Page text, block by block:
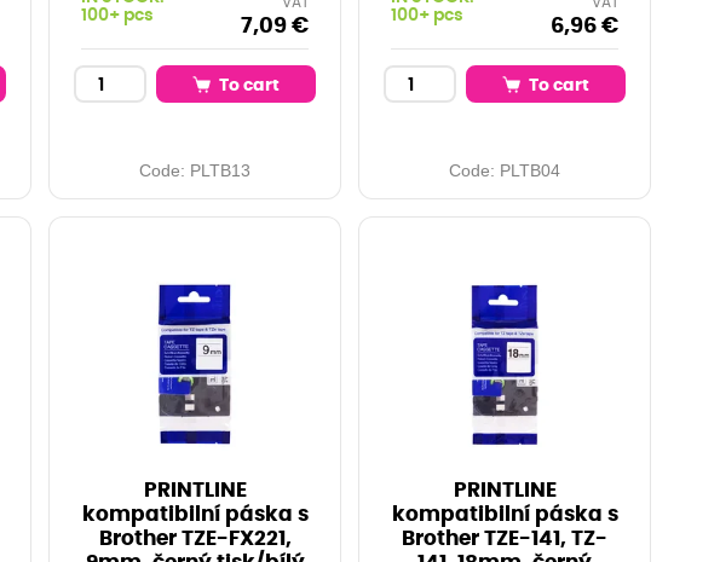
100+ pcs
7,09 €
To cart
Code: PLTB13
100+ pcs
6,96 €
To cart
Code: PLTB04
PRINTLINE
kompatibilní páska s
Brother TZE-FX221,
PRINTLINE
kompatibilní páska s
Brother TZE-141, TZ-